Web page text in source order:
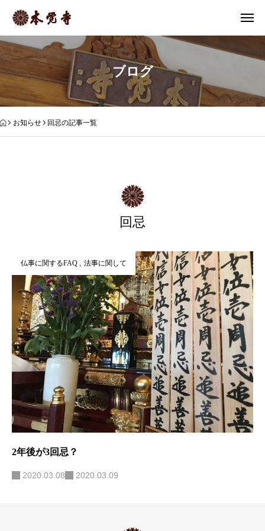
ブログ
お知らせ 回忌の記事一覧
回忌
仏事に関するFAQ 法事に関して
2年後が3回忌？
2020.03.08 2020.03.09